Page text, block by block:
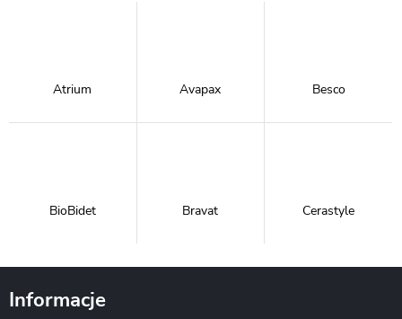
Atrium Avapax Besco
BioBidet Bravat Cerastyle
Informacje